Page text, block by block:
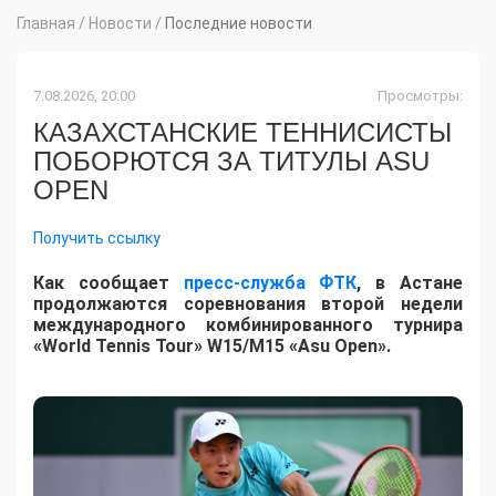
Главная / Новости / Последние новости
7.08.2026, 20:00 Просмотры:
КАЗАХСТАНСКИЕ ТЕННИСИСТЫ
ПОБОРЮТСЯ ЗА ТИТУЛЫ ASU
OPEN
Получить ссылку
Как сообщает пресс-служба ФТК, в Астане
продолжаются соревнования второй недели
международного комбинированного турнира
«World Tennis Tour» W15/M15 «Asu Open».